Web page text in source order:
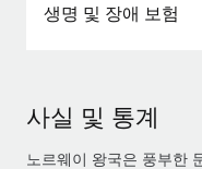
생명 및 장애 보험
사실 및 통계
노르웨이 왕국은 풍부한